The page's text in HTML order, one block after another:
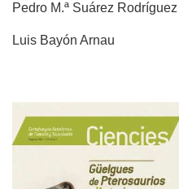
Pedro M.ª Suárez Rodríguez
Luis Bayón Arnau